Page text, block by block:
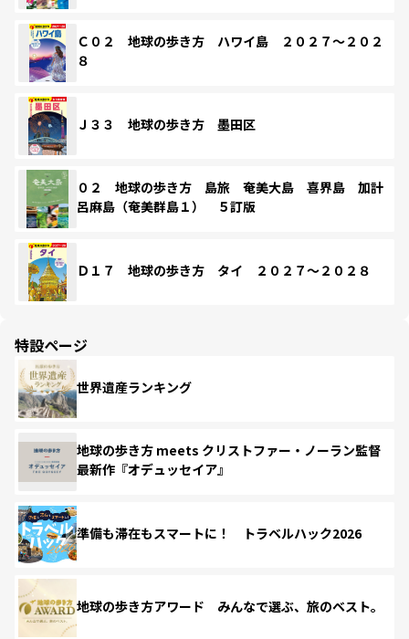
Ｃ０２ 地球の歩き方 ハワイ島 ２０２７～２０２
８
Ｊ３３ 地球の歩き方 墨田区
０２ 地球の歩き方 島旅 奄美大島 喜界島 加計
呂麻島（奄美群島１） ５訂版
Ｄ１７ 地球の歩き方 タイ ２０２７～２０２８
特設ページ
世界遺産ランキング
地球の歩き方 meets クリストファー・ノーラン監督
最新作『オデュッセイア』
準備も滞在もスマートに！ トラベルハック2026
地球の歩き方アワード みんなで選ぶ、旅のベスト。